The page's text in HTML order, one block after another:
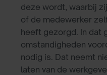
deze wordt, waarbij
of de medewerker
heeft gezorgd. In dat
omstandigheden
nodig is. Dat neemt
laten van de